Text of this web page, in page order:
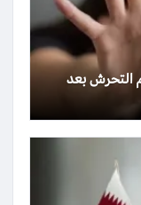
التحرش بعد